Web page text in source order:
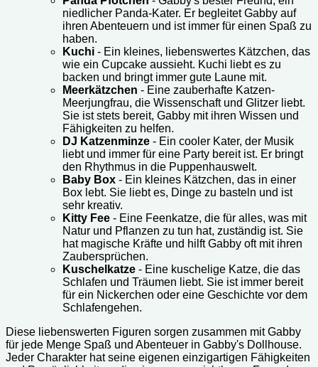
niedlicher Panda-Kater. Er begleitet Gabby auf
ihren Abenteuern und ist immer für einen Spaß zu
haben.
Kuchi - Ein kleines, liebenswertes Kätzchen, das
wie ein Cupcake aussieht. Kuchi liebt es zu
backen und bringt immer gute Laune mit.
Meerkätzchen - Eine zauberhafte Katzen-
Meerjungfrau, die Wissenschaft und Glitzer liebt.
Sie ist stets bereit, Gabby mit ihren Wissen und
Fähigkeiten zu helfen.
DJ Katzenminze - Ein cooler Kater, der Musik
liebt und immer für eine Party bereit ist. Er bringt
den Rhythmus in die Puppenhauswelt.
Baby Box - Ein kleines Kätzchen, das in einer
Box lebt. Sie liebt es, Dinge zu basteln und ist
sehr kreativ.
Kitty Fee - Eine Feenkatze, die für alles, was mit
Natur und Pflanzen zu tun hat, zuständig ist. Sie
hat magische Kräfte und hilft Gabby oft mit ihren
Zaubersprüchen.
Kuschelkatze - Eine kuschelige Katze, die das
Schlafen und Träumen liebt. Sie ist immer bereit
für ein Nickerchen oder eine Geschichte vor dem
Schlafengehen.
Diese liebenswerten Figuren sorgen zusammen mit Gabby
für jede Menge Spaß und Abenteuer in Gabby's Dollhouse.
Jeder Charakter hat seine eigenen einzigartigen Fähigkeiten